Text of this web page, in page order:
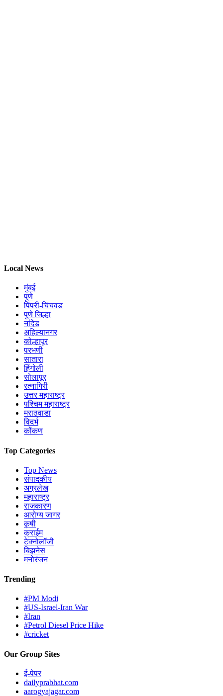
Local News
मुंबई
पुणे
पिंपरी-चिंचवड
पुणे जिल्हा
नांदेड
अहिल्यानगर
कोल्हापूर
परभणी
सातारा
हिंगोली
सोलापूर
रत्नागिरी
उत्तर महाराष्ट्र
पश्चिम महाराष्ट्र
मराठवाडा
विदर्भ
कोंकण
Top Categories
Top News
संपादकीय
अग्रलेख
महाराष्ट्र
राजकारण
आरोग्य जागर
कृषी
क्राईम
टेक्नोलॉजी
बिझनेस
मनोरंजन
Trending
#PM Modi
#US-Israel-Iran War
#Iran
#Petrol Diesel Price Hike
#cricket
Our Group Sites
ई-पेपर
dailyprabhat.com
aarogyajagar.com